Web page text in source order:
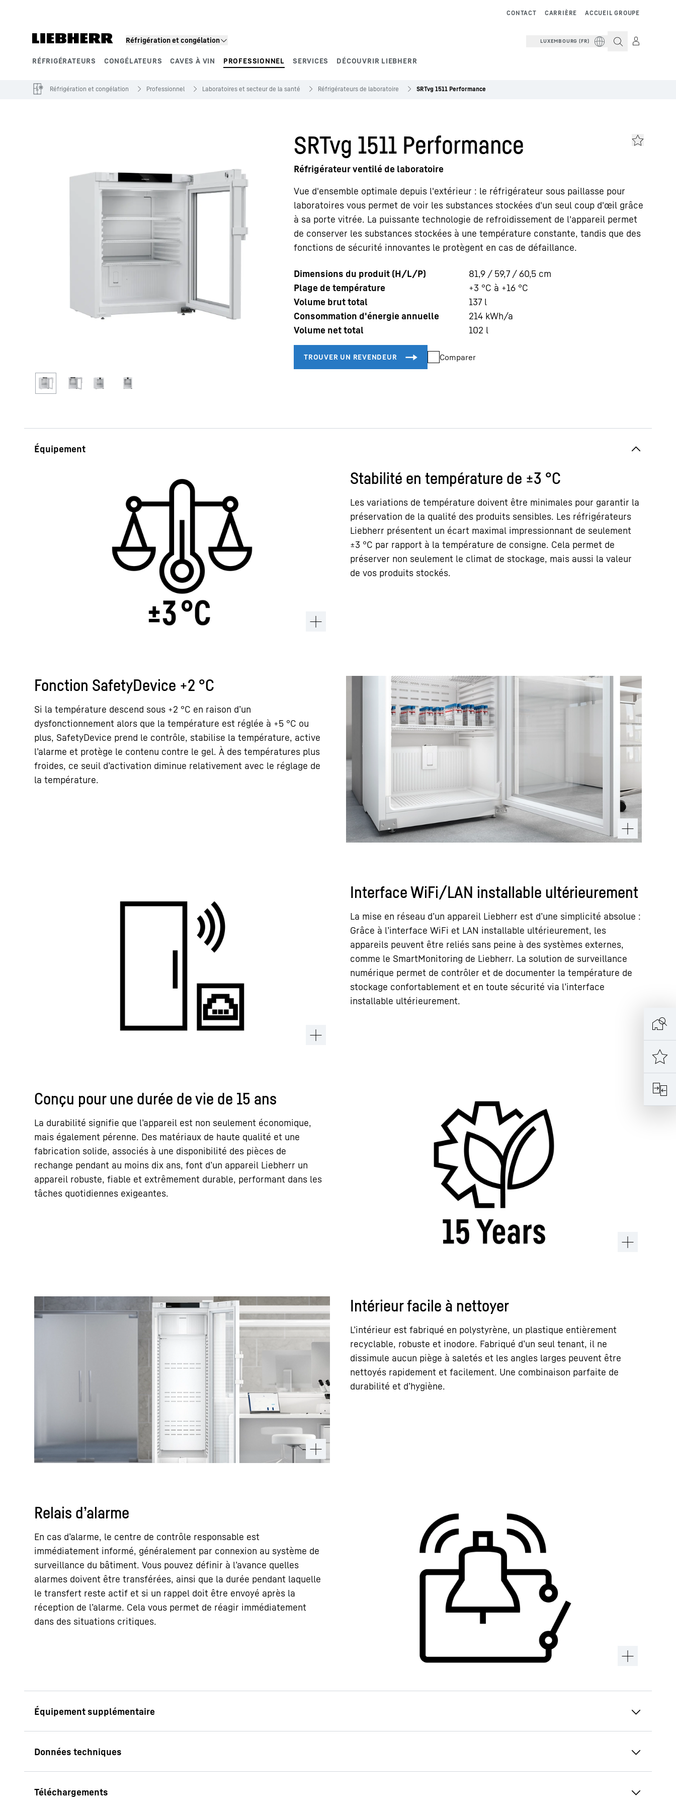
Réfrigération et congélation
RÉFRIGÉRATEURS CONGÉLATEURS CAVES À VIN PROFESSIONNEL SERVICES DÉCOUVRIR LIEBHERR
ACCUEIL GROUPE
CARRIÈRE
CONTACT
LUXEMBOURG (FR)
En savoir plus sur Liebherr Carrière chez Liebherr
Réfrigération et congélation Professionnel Laboratoires et secteur de la santé Réfrigérateurs de laboratoire SRTvg 1511 Performance
SRTvg 1511 Performance
Réfrigérateur ventilé de laboratoire
Vue d'ensemble optimale depuis l'extérieur : le réfrigérateur sous paillasse pour
laboratoires vous permet de voir les substances stockées d'un seul coup d'œil grâce
à sa porte vitrée. La puissante technologie de refroidissement de l'appareil permet
de conserver les substances stockées à une température constante, tandis que des
fonctions de sécurité innovantes le protègent en cas de défaillance.
Dimensions du produit (H/L/P) 81,9 / 59,7 / 60,5 cm
Plage de température
+3 °C à +16 °C
Volume brut total
137 l
Consommation d'énergie annuelle
214 kWh/a
Volume net total
102 l
Comparer
Stabilité en température de ±3 °C
Les variations de température doivent être minimales pour garantir la
préservation de la qualité des produits sensibles. Les réfrigérateurs
Liebherr présentent un écart maximal impressionnant de seulement
±3 °C par rapport à la température de consigne. Cela permet de
préserver non seulement le climat de stockage, mais aussi la valeur
de vos produits stockés.
Fonction SafetyDevice +2 °C
Si la température descend sous +2 °C en raison d’un
dysfonctionnement alors que la température est réglée à +5 °C ou
plus, SafetyDevice prend le contrôle, stabilise la température, active
l’alarme et protège le contenu contre le gel. À des températures plus
froides, ce seuil d’activation diminue relativement avec le réglage de
la température.
Interface WiFi/LAN installable ultérieurement
La mise en réseau d’un appareil Liebherr est d’une simplicité absolue :
Grâce à l’interface WiFi et LAN installable ultérieurement, les
appareils peuvent être reliés sans peine à des systèmes externes,
comme le SmartMonitoring de Liebherr. La solution de surveillance
numérique permet de contrôler et de documenter la température de
stockage confortablement et en toute sécurité via l’interface
installable ultérieurement.
Conçu pour une durée de vie de 15 ans
La durabilité signifie que l’appareil est non seulement économique,
mais également pérenne. Des matériaux de haute qualité et une
fabrication solide, associés à une disponibilité des pièces de
rechange pendant au moins dix ans, font d’un appareil Liebherr un
appareil robuste, fiable et extrêmement durable, performant dans les
tâches quotidiennes exigeantes.
Intérieur facile à nettoyer
L’intérieur est fabriqué en polystyrène, un plastique entièrement
recyclable, robuste et inodore. Fabriqué d’un seul tenant, il ne
dissimule aucun piège à saletés et les angles larges peuvent être
nettoyés rapidement et facilement. Une combinaison parfaite de
durabilité et d’hygiène.
Relais d’alarme
En cas d’alarme, le centre de contrôle responsable est
immédiatement informé, généralement par connexion au système de
surveillance du bâtiment. Vous pouvez définir à l’avance quelles
alarmes doivent être transférées, ainsi que la durée pendant laquelle
le transfert reste actif et si un rappel doit être envoyé après la
réception de l’alarme. Cela vous permet de réagir immédiatement
dans des situations critiques.
fléau pour les germes : le mécanisme de la
l’appareil sans l’ouvrir, tout simplement à